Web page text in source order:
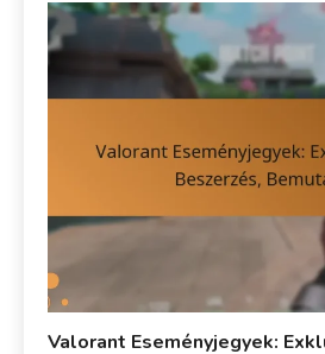
Valorant Eseményjegyek: